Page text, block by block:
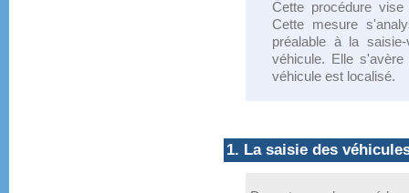
Cette procédure
Cette mesure
préalable à la
véhicule. Elle
véhicule est localisé.
1. La saisie des